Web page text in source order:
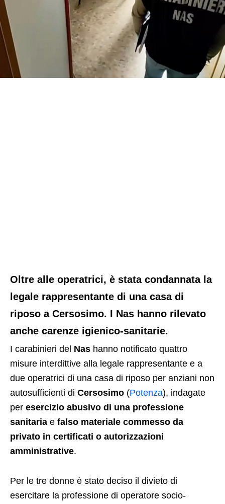
Oltre alle operatrici, è stata condannata la
legale rappresentante di una casa di
riposo a Cersosimo. I Nas hanno rilevato
anche carenze igienico-sanitarie.
I carabinieri del Nas hanno notificato quattro
misure interdittive alla legale rappresentante e a
due operatrici di una casa di riposo per anziani non
autosufficienti di Cersosimo (Potenza), indagate
per esercizio abusivo di una professione
sanitaria e falso materiale commesso da
privato in certificati o autorizzazioni
amministrative.
Per le tre donne è stato deciso il divieto di
esercitare la professione di operatore socio-